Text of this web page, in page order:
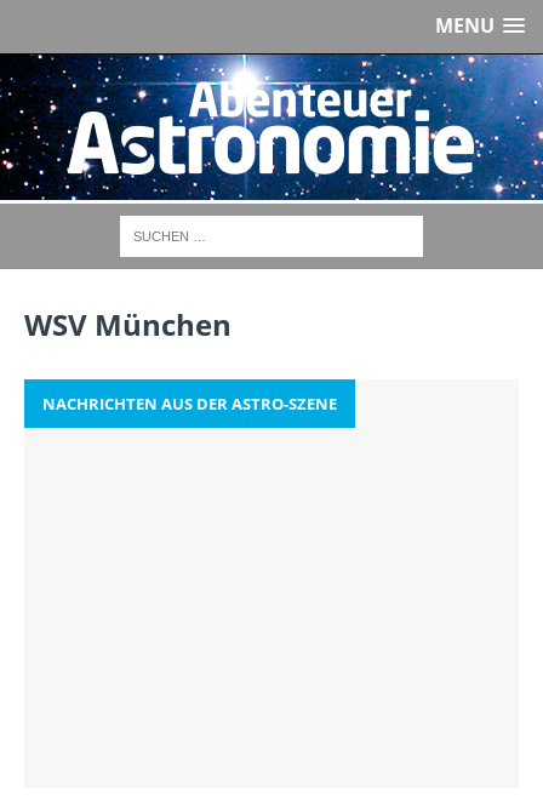
MENU
WSV München
NACHRICHTEN AUS DER ASTRO-SZENE